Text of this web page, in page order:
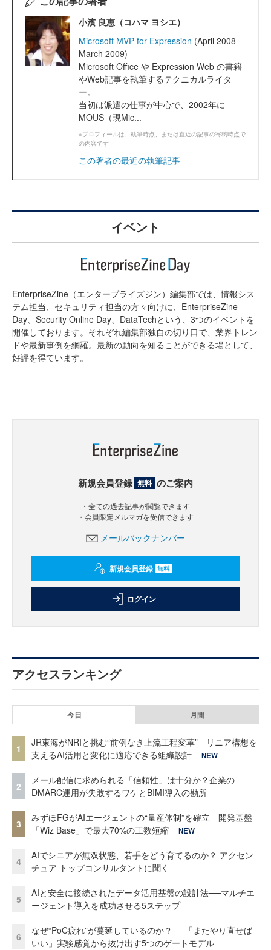
小濱 良恵（コハマ ヨシエ）
Microsoft MVP for Expression (April 2008 -
March 2009)
Microsoft Office や Expression Web の書籍
やWeb記事を執筆するテクニカルライタ
ー。
当初は派遣の仕事が中心で、2002年に
MOUS（現Mic...
※プロフィールは、執筆時点、または直近の記事の寄稿時点で
の内容です
この著者の最近の執筆記事
イベント
EnterpriseZine（エンタープライズジン）編集部では、情報シス
テム担当、セキュリティ担当の方々向けに、EnterpriseZine
Day、Security Online Day、DataTechという、3つのイベントを
開催しております。それぞれ編集部独自の切り口で、業界トレン
ドや最新事例を網羅。最新の動向を知ることができる場として、
好評を得ています。
新規会員登録 無料 のご案内
・全ての過去記事が閲覧できます
・会員限定メルマガを受信できます
メールバックナンバー
新規会員登録 無料
ログイン
アクセスランキング
今日 月間
1
JR東海がNRIと挑む“前例なき上流工程変革” リニア構想を
支えるAI活用と変化に適応できる組織設計
NEW
2
メール配信に求められる「信頼性」は十分か？企業の
DMARC運用が失敗するワケとBIMI導入の勘所
3
みずほFGがAIエージェントの“量産体制”を確立 開発基盤
「Wiz Base」で最大70%の工数短縮
NEW
4
AIでシニアが無双状態、若手をどう育てるのか？ アクセン
チュア トップコンサルタントに聞く
5
AIと安全に接続されたデータ活用基盤の設計法──マルチエ
ージェント導入を成功させる5ステップ
6
なぜ“PoC疲れ”が蔓延しているのか？──「またやり直せば
いい」実験感覚から抜け出す5つのゲートモデル